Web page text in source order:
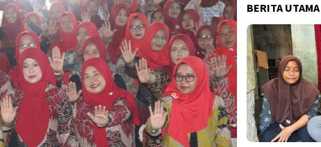
BERITA UTAMA